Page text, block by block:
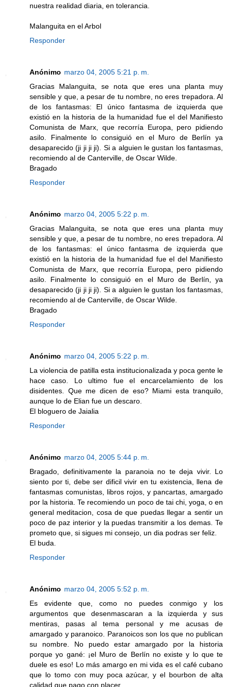
nuestra realidad diaria, en tolerancia.
Malanguita en el Arbol
Responder
Anónimo marzo 04, 2005 5:21 p. m.
Gracias Malanguita, se nota que eres una planta muy
sensible y que, a pesar de tu nombre, no eres trepadora. Al
de los fantasmas: El único fantasma de izquierda que
existió en la historia de la humanidad fue el del Manifiesto
Comunista de Marx, que recorría Europa, pero pidiendo
asilo. Finalmente lo consiguió en el Muro de Berlín ya
desaparecido (ji ji ji ji). Si a alguien le gustan los fantasmas,
recomiendo al de Canterville, de Oscar Wilde.
Bragado
Responder
Anónimo marzo 04, 2005 5:22 p. m.
Gracias Malanguita, se nota que eres una planta muy
sensible y que, a pesar de tu nombre, no eres trepadora. Al
de los fantasmas: el único fantasma de izquierda que
existió en la historia de la humanidad fue el del Manifiesto
Comunista de Marx, que recorría Europa, pero pidiendo
asilo. Finalmente lo consiguió en el Muro de Berlín, ya
desaparecido (ji ji ji ji). Si a alguien le gustan los fantasmas,
recomiendo al de Canterville, de Oscar Wilde.
Bragado
Responder
Anónimo marzo 04, 2005 5:22 p. m.
La violencia de patilla esta institucionalizada y poca gente le
hace caso. Lo ultimo fue el encarcelamiento de los
disidentes. Que me dicen de eso? Miami esta tranquilo,
aunque lo de Elian fue un descaro.
El bloguero de Jaialia
Responder
Anónimo marzo 04, 2005 5:44 p. m.
Bragado, definitivamente la paranoia no te deja vivir. Lo
siento por ti, debe ser dificil vivir en tu existencia, llena de
fantasmas comunistas, libros rojos, y pancartas, amargado
por la historia. Te recomiendo un poco de tai chi, yoga, o en
general meditacion, cosa de que puedas llegar a sentir un
poco de paz interior y la puedas transmitir a los demas. Te
prometo que, si sigues mi consejo, un dia podras ser feliz.
El buda.
Responder
Anónimo marzo 04, 2005 5:52 p. m.
Es evidente que, como no puedes conmigo y los
argumentos que desenmascaran a la izquierda y sus
mentiras, pasas al tema personal y me acusas de
amargado y paranoico. Paranoicos son los que no publican
su nombre. No puedo estar amargado por la historia
porque yo gané: ¡el Muro de Berlín no existe y lo que te
duele es eso! Lo más amargo en mi vida es el café cubano
que lo tomo con muy poca azúcar, y el bourbon de alta
calidad que pago con placer.